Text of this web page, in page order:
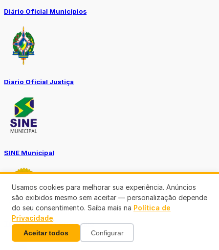
Diário Oficial Municípios
Diario Oficial Justiça
SINE Municipal
Transparência Porto Velho
Usamos cookies para melhorar sua experiência. Anúncios
são exibidos mesmo sem aceitar — personalização depende
do seu consentimento. Saiba mais na Política de
Privacidade.
Aceitar todos Configurar